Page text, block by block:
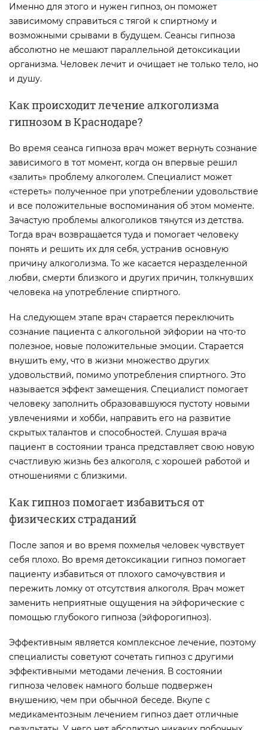
Именно для этого и нужен гипноз, он поможет
зависимому справиться с тягой к спиртному и
возможными срывами в будущем. Сеансы гипноза
абсолютно не мешают параллельной детоксикации
организма. Человек лечит и очищает не только тело, но
и душу.
Как происходит лечение алкоголизма
гипнозом в Краснодаре?
Во время сеанса гипноза врач может вернуть сознание
зависимого в тот момент, когда он впервые решил
«залить» проблему алкоголем. Специалист может
«стереть» полученное при употреблении удовольствие
и все положительные воспоминания об этом моменте.
Зачастую проблемы алкоголиков тянутся из детства.
Тогда врач возвращается туда и помогает человеку
понять и решить их для себя, устранив основную
причину алкоголизма. То же касается неразделенной
любви, смерти близкого и других причин, толкнувших
человека на употребление спиртного.
На следующем этапе врач старается переключить
сознание пациента с алкогольной эйфории на что-то
полезное, новые положительные эмоции. Старается
внушить ему, что в жизни множество других
удовольствий, помимо употребления спиртного. Это
называется эффект замещения. Специалист помогает
человеку заполнить образовавшуюся пустоту новыми
увлечениями и хобби, направить его на развитие
скрытых талантов и способностей. Слушая врача
пациент в состоянии транса представляет свою новую
счастливую жизнь без алкоголя, с хорошей работой и
отношениями с близкими.
Как гипноз помогает избавиться от
физических страданий
После запоя и во время похмелья человек чувствует
себя плохо. Во время детоксикации гипноз помогает
пациенту избавиться от плохого самочувствия и
пережить ломку от отсутствия алкоголя. Врач может
заменить неприятные ощущения на эйфорические с
помощью глубокого гипноза (эйфорогипноз).
Эффективным является комплексное лечение, поэтому
специалисты советуют сочетать гипноз с другими
эффективными методами лечения. В состоянии
гипноза человек намного больше подвержен
внушению, чем при обычной беседе. Вкупе с
медикаментозным лечением гипноз дает отличные